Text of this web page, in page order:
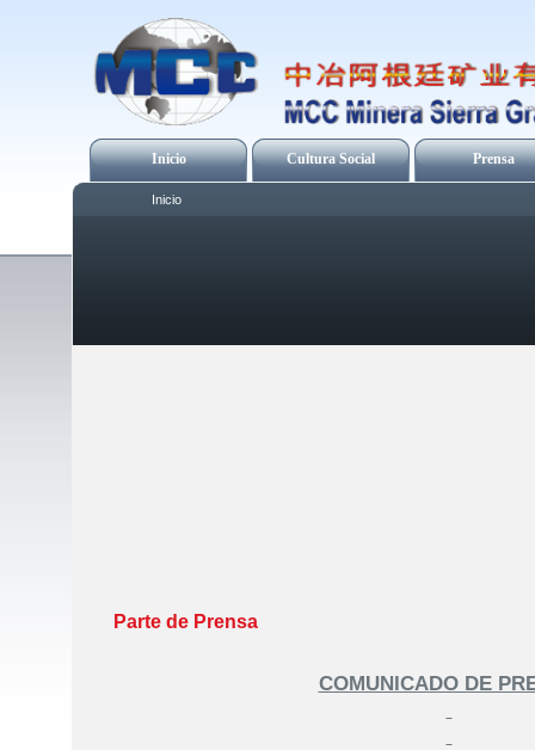
Inicio Cultura Social Prensa
Inicio
Parte de Prensa
COMUNICADO DE